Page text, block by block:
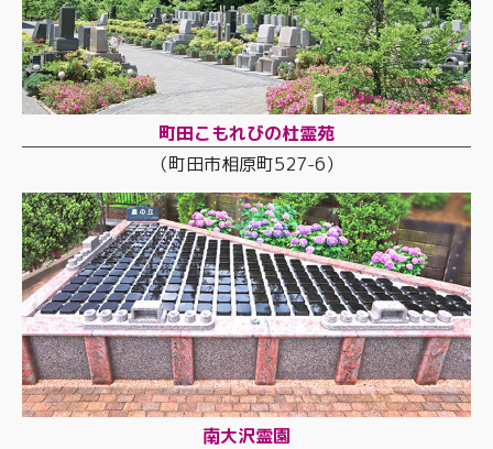
町田こもれびの杜霊苑
（町田市相原町527-6）
南大沢霊園